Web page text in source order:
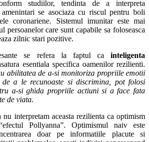
studiilor, tendinta de a interpreta
se asociaza cu riscul pentru boli
coronariene. Sistemul imunitar este mai
persoanelor care sunt capabile sa foloseasca
zilnic stari pozitive.
se refera la faptul ca inteligenta
esentiala specifica oamenilor rezilienti.
abilitatea de a-si monitoriza propriile emotii
a le recunoaste si discrimina, pot folosi
a-si ghida propriile actiuni si a face fata
de viata.
nu interpretam aceasta rezilienta ca optimism
Pollyanna”. Optimismul naiv este
doar pe informatiile placute si